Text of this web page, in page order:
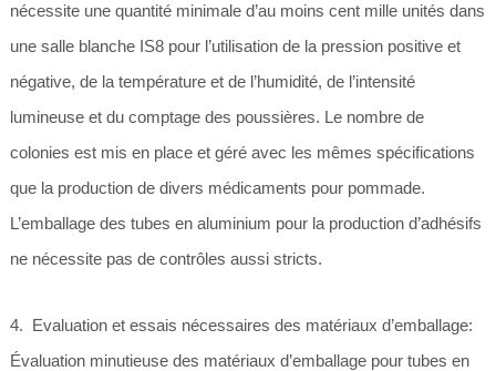
nécessite une quantité minimale d’au moins cent mille unités dans
une salle blanche IS8 pour l’utilisation de la pression positive et
négative, de la température et de l’humidité, de l’intensité
lumineuse et du comptage des poussières. Le nombre de
colonies est mis en place et géré avec les mêmes spécifications
que la production de divers médicaments pour pommade.
L’emballage des tubes en aluminium pour la production d’adhésifs
ne nécessite pas de contrôles aussi stricts.
4. Evaluation et essais nécessaires des matériaux d’emballage:
Évaluation minutieuse des matériaux d’emballage pour tubes en